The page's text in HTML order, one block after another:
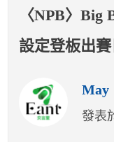
球隊數據
運彩報報
明星分析師
〈NPB〉Big
設定登板出賽
May
發表